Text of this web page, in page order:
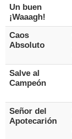
Un buen
¡Waaagh!
Caos
Absoluto
Salve al
Campeón
Señor del
Apotecarión